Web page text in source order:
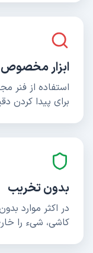
ابزار مخصوص
استفاده از فنر
برای پیدا کردن
بدون تخریب
در اکثر موارد
کاشی، شیء را